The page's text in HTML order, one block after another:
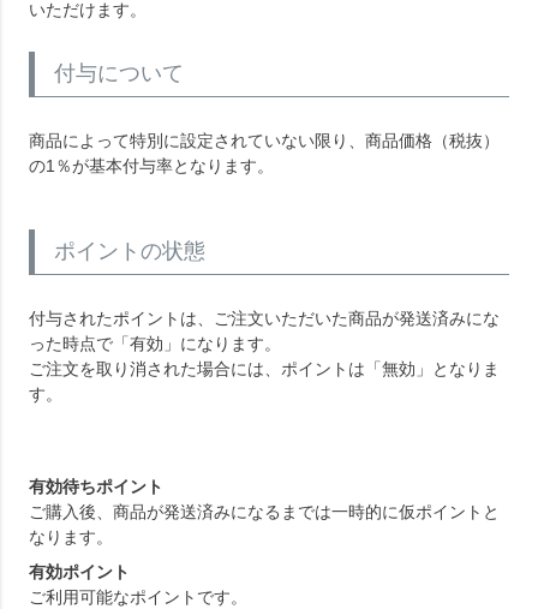
いただけます。
付与について
商品によって特別に設定されていない限り、商品価格（税抜）
の1％が基本付与率となります。
ポイントの状態
付与されたポイントは、ご注文いただいた商品が発送済みにな
った時点で「有効」になります。
ご注文を取り消された場合には、ポイントは「無効」となりま
す。
有効待ちポイント
ご購入後、商品が発送済みになるまでは一時的に仮ポイントと
なります。
有効ポイント
ご利用可能なポイントです。